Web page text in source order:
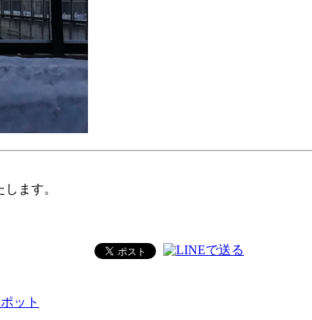
ます。
ット